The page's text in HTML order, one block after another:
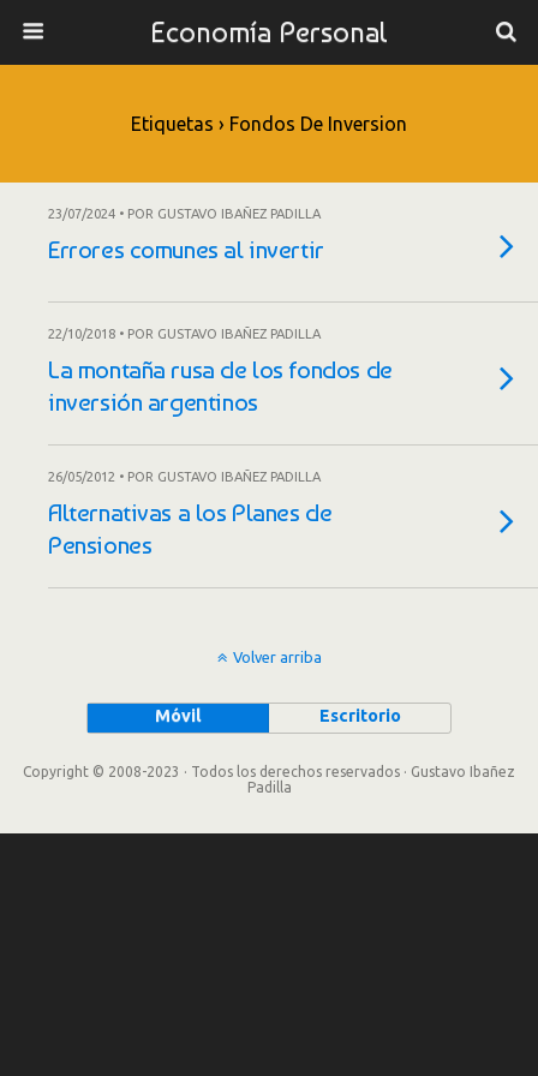
Economía Personal
Etiquetas › Fondos De Inversion
23/07/2024 • POR GUSTAVO IBAÑEZ PADILLA
Errores comunes al invertir
22/10/2018 • POR GUSTAVO IBAÑEZ PADILLA
La montaña rusa de los fondos de
inversión argentinos
26/05/2012 • POR GUSTAVO IBAÑEZ PADILLA
Alternativas a los Planes de
Pensiones
Volver arriba
Móvil Escritorio
Copyright © 2008-2023 · Todos los derechos reservados · Gustavo Ibañez
Padilla